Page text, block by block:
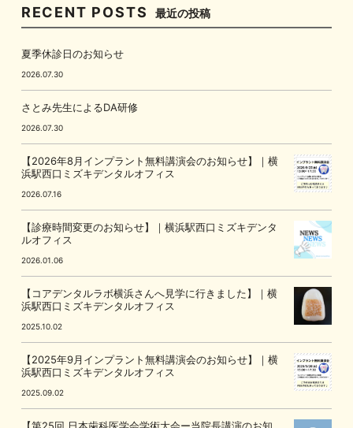
RECENT POSTS 最近の投稿
夏季休診日のお知らせ
2026.07.30
さとみ先生によるDA研修
2026.07.30
【2026年8月インプラント無料講演会のお知らせ】｜横
浜駅西口ミズキデンタルオフィス
2026.07.16
【診療時間変更のお知らせ】｜横浜駅西口ミズキデンタ
ルオフィス
2026.01.06
【コアデンタルラボ横浜さんへ見学に行きました】｜横
浜駅西口ミズキデンタルオフィス
2025.10.02
【2025年9月インプラント無料講演会のお知らせ】｜横
浜駅西口ミズキデンタルオフィス
2025.09.02
【第25回 日本歯科医学会学術大会ー当院長講演のお知